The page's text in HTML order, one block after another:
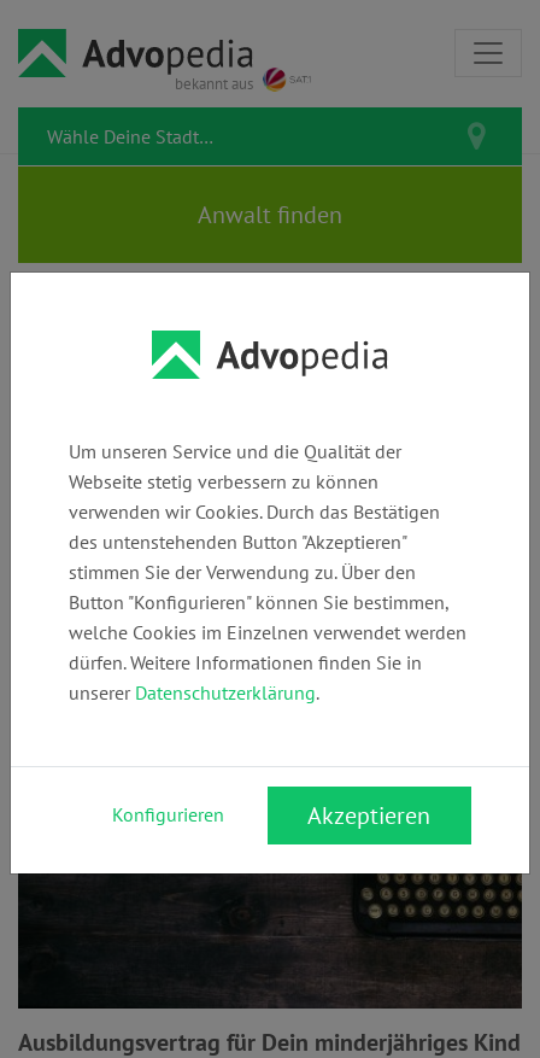
bekannt aus
Alle Rechtstipps
Kategorie
Ausbildungsvertrag
Ausbildungsvertrag für Dein minderjähriges Kind
Um unseren Service und die Qualität der
Webseite stetig verbessern zu können
verwenden wir Cookies. Durch das Bestätigen
des untenstehenden Button "Akzeptieren"
stimmen Sie der Verwendung zu. Über den
Button "Konfigurieren" können Sie bestimmen,
welche Cookies im Einzelnen verwendet werden
dürfen. Weitere Informationen finden Sie in
unserer Datenschutzerklärung.
Konfigurieren Akzeptieren